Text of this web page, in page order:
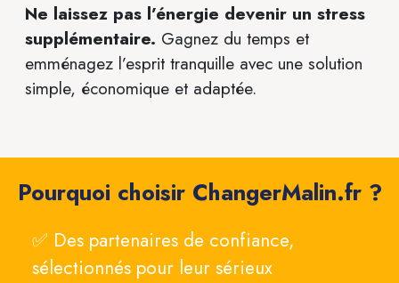
Ne laissez pas l’énergie devenir un stress
supplémentaire. Gagnez du temps et
emménagez l’esprit tranquille avec une solution
simple, économique et adaptée.
Pourquoi choisir ChangerMalin.fr ?
✅ Des partenaires de confiance,
sélectionnés pour leur sérieux